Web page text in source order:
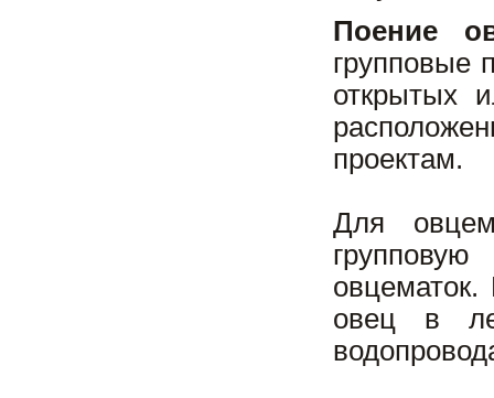
Поение
групповые
открытых
проектам.
Для
овец в